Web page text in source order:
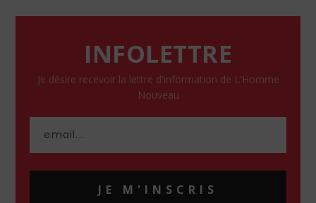
INFOLETTRE
Je désire recevoir la lettre d'information de L'Homme
Nouveau
JE M'INSCRIS